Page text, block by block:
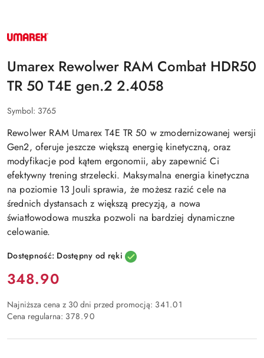
NAZWA
PRODUCENTA:
Umarex Rewolwer RAM Combat HDR50
TR 50 T4E gen.2 2.4058
Symbol: 3765
Rewolwer RAM Umarex T4E TR 50 w zmodernizowanej wersji
Gen2, oferuje jeszcze większą energię kinetyczną, oraz
modyfikacje pod kątem ergonomii, aby zapewnić Ci
efektywny trening strzelecki. Maksymalna energia kinetyczna
na poziomie 13 Jouli sprawia, że możesz razić cele na
średnich dystansach z większą precyzją, a nowa
światłowodowa muszka pozwoli na bardziej dynamiczne
celowanie.
Dostępność: Dostępny od ręki
Cena:
348.90
Najniższa cena z 30 dni przed promocją: 341.01
Cena regularna: 378.90